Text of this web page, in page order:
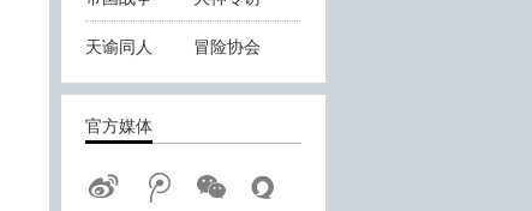
天谕同人 冒险协会
云垂战报
官方媒体